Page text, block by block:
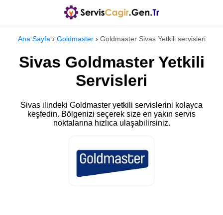
Ana Sayfa › Goldmaster› Goldmaster Sivas Yetkili servisleri
Sivas Goldmaster Yetkili
Servisleri
Sivas ilindeki Goldmaster yetkili servislerini kolayca
keşfedin. Bölgenizi seçerek size en yakın servis
noktalarına hızlıca ulaşabilirsiniz.